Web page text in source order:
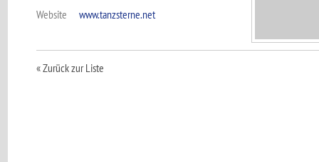
Website
www.tanzsterne.net
« Zurück zur Liste